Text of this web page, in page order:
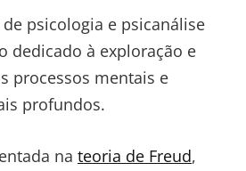
psicologia e psicanálise
dedicado à exploração e
processos mentais e
profundos.
na teoria de Freud,